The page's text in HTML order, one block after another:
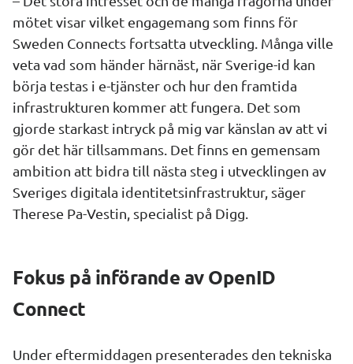
mötet visar vilket engagemang som finns för
Sweden Connects fortsatta utveckling. Många ville
veta vad som händer härnäst, när Sverige-id kan
börja testas i e-tjänster och hur den framtida
infrastrukturen kommer att fungera. Det som
gjorde starkast intryck på mig var känslan av att vi
gör det här tillsammans. Det finns en gemensam
ambition att bidra till nästa steg i utvecklingen av
Sveriges digitala identitetsinfrastruktur, säger
Therese Pa-Vestin, specialist på Digg.
Fokus på införande av OpenID
Connect
Under eftermiddagen presenterades den tekniska